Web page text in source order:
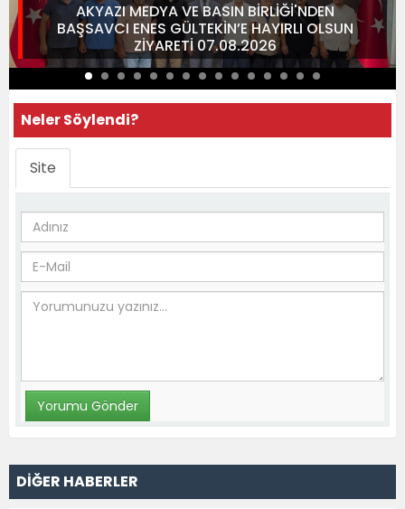
AKYAZI MEDYA VE BASIN BİRLİĞİ'NDEN
BAŞSAVCI ENES GÜLTEKİN’E HAYIRLI OLSUN
ZİYARETİ 07.08.2026
Neler Söylendi?
Site
DİĞER HABERLER